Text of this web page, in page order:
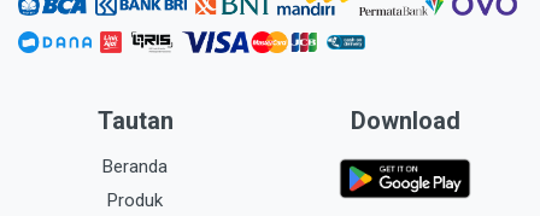
Tautan
Beranda
Produk
Download